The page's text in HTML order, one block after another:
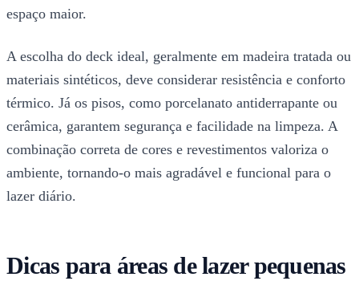
espaço maior.
A escolha do deck ideal, geralmente em madeira tratada ou
materiais sintéticos, deve considerar resistência e conforto
térmico. Já os pisos, como porcelanato antiderrapante ou
cerâmica, garantem segurança e facilidade na limpeza. A
combinação correta de cores e revestimentos valoriza o
ambiente, tornando-o mais agradável e funcional para o
lazer diário.
Dicas para áreas de lazer pequenas